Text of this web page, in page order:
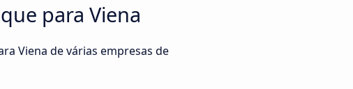
para Viena
Viena de várias empresas de